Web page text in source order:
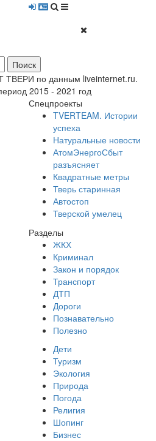
по данным liveinternet.ru.
2015 - 2021 год
Спецпроекты
TVERTEAM. Истории
успеха
Натуральные новости
АтомЭнергоСбыт
разъясняет
Квадратные метры
Тверь старинная
Автостоп
Тверской умелец
Разделы
ЖКХ
Криминал
Закон и порядок
Транспорт
ДТП
Дороги
Познавательно
Полезно
Дети
Туризм
Экология
Природа
Погода
Религия
Шопинг
Бизнес